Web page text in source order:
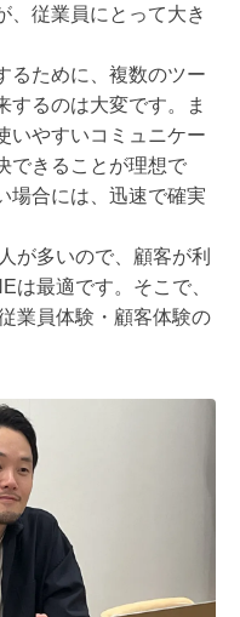
、従業員にとって大き
るために、複数のツー
するのは大変です。ま
いやすいコミュニケー
できることが理想で
場合には、迅速で確実
が多いので、顧客が利
は最適です。そこで、
業員体験・顧客体験の